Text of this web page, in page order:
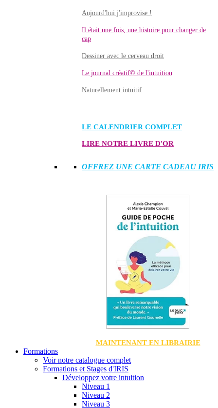
Aujourd'hui j'improvise !
Il était une fois, une histoire pour changer de
cap
Dessiner avec le cerveau droit
Le journal créatif© de l'intuition
Naturellement intuitif
LE CALENDRIER COMPLET
LIRE NOTRE LIVRE D'OR
OFFREZ UNE CARTE CADEAU IRIS
MAINTENANT EN LIBRAIRIE
Formations
Voir notre catalogue complet
Formations et Stages d'IRIS
Développez votre intuition
Niveau 1
Niveau 2
Niveau 3